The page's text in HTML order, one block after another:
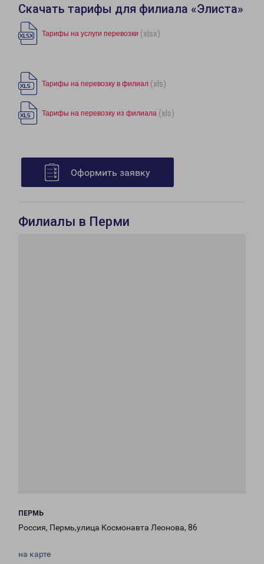
Скачать тарифы для филиала «Элиста»
Тарифы на услуги перевозки (xlsx)
Тарифы на перевозку в филиал (xls)
Тарифы на перевозку из филиала (xls)
Оформить заявку
Филиалы в Перми
ПЕРМЬ
Россия, Пермь,улица Космонавта Леонова, 86
на карте